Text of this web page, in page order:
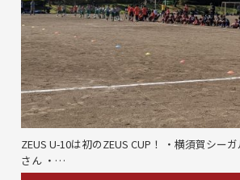
ZEUS U-10は初のZEUS CUP！ ・横須賀シー
さん ・…